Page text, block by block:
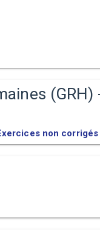
(GRH)
non corrigés